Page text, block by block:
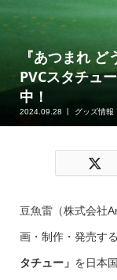
『あつまれ
PVCスタチュ
中！
2024.09.28 グッズ情報
豆魚雷（株式会社
画・制作・発売する
タチュー」 を日本